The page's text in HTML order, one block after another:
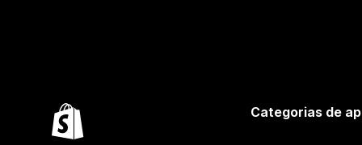
Categorias de